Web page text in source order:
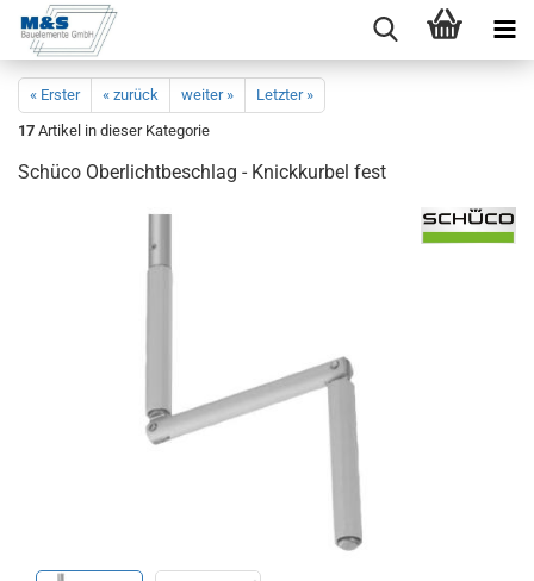
« Erster « zurück weiter »
Letzter »
17 Artikel in dieser Kategorie
Schü­co Ober­licht­be­schlag - Knick­kur­bel fest